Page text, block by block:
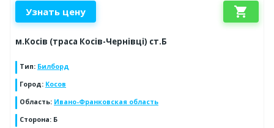
Узнать цену shopping_cart
м.Косів (траса Косів-Чернівці) ст.Б
Тип: Билборд
Город: Косов
Область: Ивано-Франковская область
Сторона: Б